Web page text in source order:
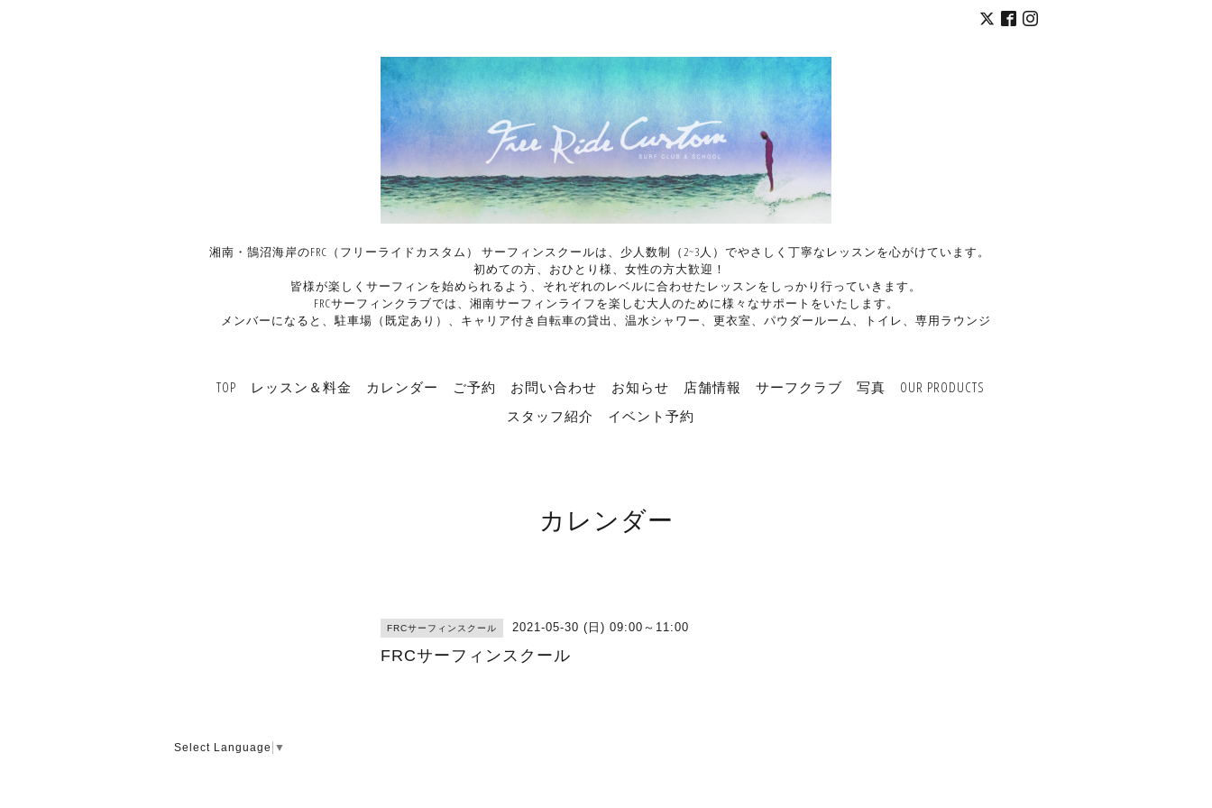
湘南・鵠沼海岸のFRC（フリーライドカスタム） サーフィンスクールは、少人数制（2~3人）でやさしく丁寧なレッスンを心がけています。
初めての方、おひとり様、女性の方大歓迎！
皆様が楽しくサーフィンを始められるよう、それぞれのレベルに合わせたレッスンをしっかり行っていきます。
FRCサーフィンクラブでは、湘南サーフィンライフを楽しむ大人のために様々なサポートをいたします。
メンバーになると、駐車場（既定あり）、キャリア付き自転車の貸出、温水シャワー、更衣室、パウダールーム、トイレ、専用ラウンジ
TOP レッスン＆料金 カレンダー ご予約 お問い合わせ お知らせ 店舗情報 サーフクラブ 写真
OUR PRODUCTS
スタッフ紹介
イベント予約
カレンダー
FRCサーフィンスクール 2021-05-30 (日) 09:00～11:00
FRCサーフィンスクール
Select Language ▼